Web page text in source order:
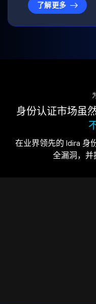
了解更多
身份认证市场虽
在业界领先的 Idira 身
全漏洞，并